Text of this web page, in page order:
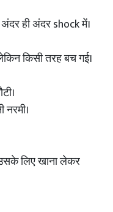
ही अंदर shock में।
किसी तरह बच गई।
लिए खाना लेकर